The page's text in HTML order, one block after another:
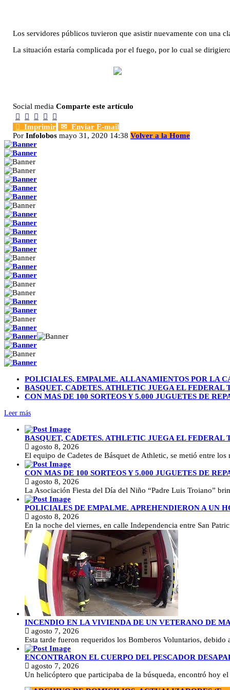
Los servidores públicos tuvieron que asistir nuevamente con una
La situación estaría complicada por el fuego, por lo cual se
Social media Comparte este artículo

  


Imprimir ✉ Enviar E-mail
Por Infolobos mayo 31, 2020 14:38 Volver a la Home
POLICIALES, EMPALME. ALLANAMIENTOS POR LA
BASQUET, CADETES. ATHLETIC JUEGA EL
CON MAS DE 100 SORTEOS Y 5.000 JUGUETES DE
Leer más
BASQUET, CADETES. ATHLETIC JUEGA EL
agosto 8, 2026
El equipo de Cadetes de Básquet de Athletic, se metió entre
CON MAS DE 100 SORTEOS Y 5.000 JUGUETES DE
agosto 8, 2026
La Asociación Fiesta del Día del Niño “Padre Luis Troiano”
POLICIALES DE EMPALME. APREHENDIERON A UN
agosto 8, 2026
En la noche del viernes, en calle Independencia entre San
INCENDIO EN LA VIVIENDA DE UN VETERANO DE
agosto 7, 2026
Esta tarde fueron requeridos los Bomberos Voluntarios,
ENCONTRARON EL CUERPO DEL PESCADOR
agosto 7, 2026
Un helicóptero que participaba de la búsqueda, encontró hoy